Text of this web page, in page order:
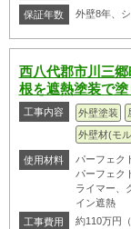
保証年数 外壁8年、
西八代郡市川三
根を遮熱塗装で塗
工事内容 外壁塗装
外壁材(モ
使用材料
パーフェク
パーフェク
ライマー、
イン遮熱
工事費用
約110万円